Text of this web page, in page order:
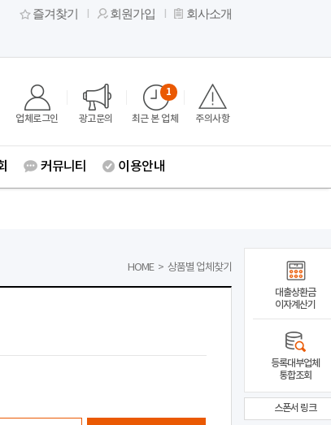
즐겨찾기 회원가입 회사소개
업체로그인 광고문의 최근 본 업체
1
주의사항
커뮤니티 이용안내
HOME > 상품별 업체찾기
대출상환금
이자계산기
등록대부업체
통합조회
스폰서 링크